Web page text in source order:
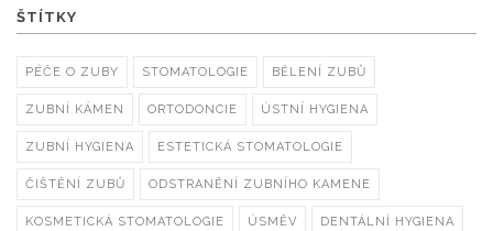
ŠTÍTKY
PÉČE O ZUBY STOMATOLOGIE BĚLENÍ ZUBŮ
ZUBNÍ KÁMEN ORTODONCIE ÚSTNÍ HYGIENA
ZUBNÍ HYGIENA ESTETICKÁ STOMATOLOGIE
ČIŠTĚNÍ ZUBŮ ODSTRANĚNÍ ZUBNÍHO KAMENE
KOSMETICKÁ STOMATOLOGIE ÚSMĚV DENTÁLNÍ HYGIENA